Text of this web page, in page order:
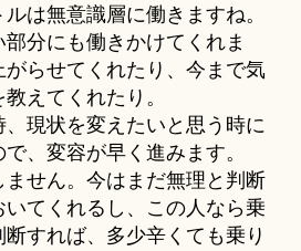
は無意識層に働きますね。
分にも働きかけてくれま
らせてくれたり、今まで気
えてくれたり。
現状を変えたいと思う時に
、変容が早く進みます。
せん。今はまだ無理と判断
てくれるし、この人なら乗
すれば、多少辛くても乗り